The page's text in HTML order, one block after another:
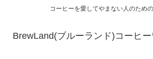
コーヒーを愛してやまない人のため
BrewLand(ブルーランド)コーヒ